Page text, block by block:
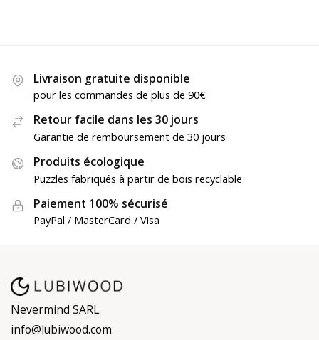
Livraison gratuite disponible
pour les commandes de plus de 90€
Retour facile dans les 30 jours
Garantie de remboursement de 30 jours
Produits écologique
Puzzles fabriqués à partir de bois recyclable
Paiement 100% sécurisé
PayPal / MasterCard / Visa
Nevermind SARL
info@lubiwood.com